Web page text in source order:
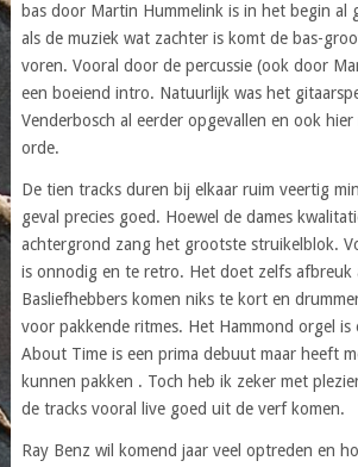
bas door Martin Hummelink is in het begin al
als de muziek wat zachter is komt de bas-
voren. Vooral door de percussie (ook door
een boeiend intro. Natuurlijk was het
Venderbosch al eerder opgevallen en ook
orde.
De tien tracks duren bij elkaar ruim veertig
geval precies goed. Hoewel de dames
achtergrond zang het grootste struikelblok.
is onnodig en te retro. Het doet zelfs afbreuk
Basliefhebbers komen niks te kort en
voor pakkende ritmes. Het Hammond orgel is
About Time is een prima debuut maar heeft
kunnen pakken . Toch heb ik zeker met
de tracks vooral live goed uit de verf komen.
Ray Benz wil komend jaar veel optreden en